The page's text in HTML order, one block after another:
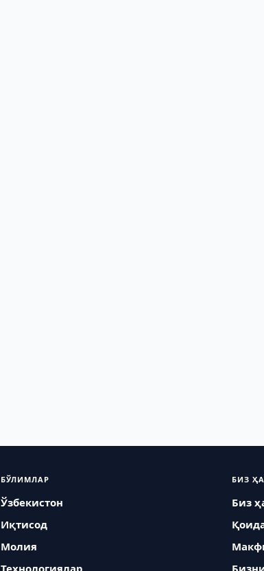
БЎЛИМЛАР
Ўзбекистон
Иқтисод
Молия
Технологиялар
БИЗ
Биз